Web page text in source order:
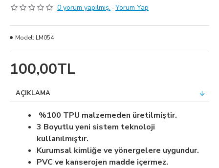
0 yorum yapılmış. -Yorum Yap
100,00TL
Model: LM054
AÇIKLAMA
%100 TPU malzemeden üretilmiştir.
3 Boyutlu yeni sistem teknoloji
kullanılmıştır.
Kurumsal kimliğe ve yönergelere uygundur.
PVC ve kanserojen madde içermez.